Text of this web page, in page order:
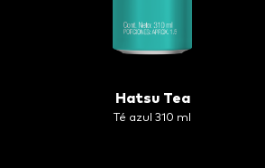
Hatsu Tea
Té azul 310 ml